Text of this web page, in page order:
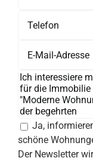
Ja,
schöne
Der Newsletter